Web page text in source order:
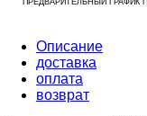
Описание
доставка
оплата
возврат